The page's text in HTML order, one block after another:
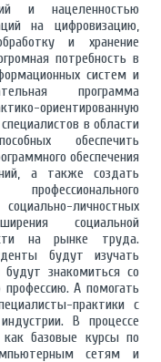
и нацеленностью
на цифровизацию,
и хранение
потребность в
систем и
программа
ориентированную
в области
обеспечить
обеспечения
а также создать
личностных
социальной
на рынке труда.
будут изучать
знакомиться со
А помогать
практики с
В процессе
базовые курсы по
сетям и